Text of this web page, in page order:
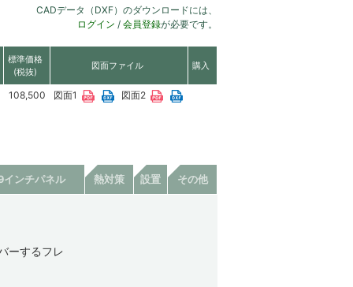
CADデータ（DXF）のダウンロードには、
ログイン / 会員登録が必要です。
標準価格
(税抜)
図面ファイル 購入
108,500 図面1 図面2
インチパネル 熱対策 設置 その他
ーするフレ